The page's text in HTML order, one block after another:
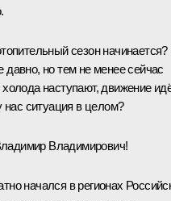
сезон начинается?
но тем не менее сейчас
наступают, движение
нас ситуация в целом?
Владимирович!
начался в регионах